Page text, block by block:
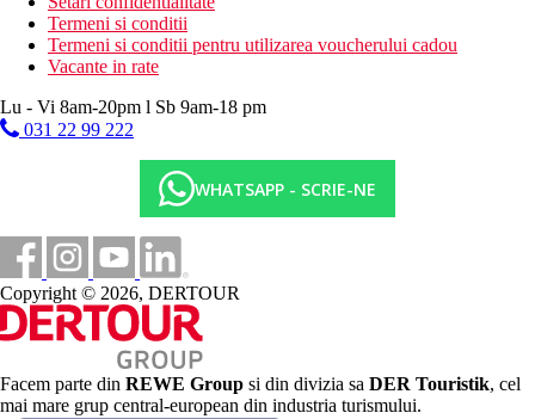
Demipensiune.
Pensiune completa contra cost.
Categoria oficiala
4 stele
Nota
In Catalonia, se plateste o taxa turistica de 1
euro/persoana/noapte pentru persoanele cu varsta de 16 ani si
peste. Pentru sejururi de peste 7 nopti se aplica pretul taxei
Sfera si calitatea serviciilor si activitatilor mentionate mai sus pot
fi afectate de introducerea unor eventuale masuri de igiena sau
antiepidemie in destinatia data.
https://www.hotelolympuspalace.com/en/
Termeni si conditii
Termeni si conditii pentru utilizarea voucherului cadou
Vacante in rate
Lu - Vi 8am-20pm l Sb 9am-18 pm
031 22 99 222
WHATSAPP - SCRIE-NE
Copyright © 2026, DERTOUR
Facem parte din REWE Group si din divizia sa DER Touristik, cel
mai mare grup central-european din industria turismului.